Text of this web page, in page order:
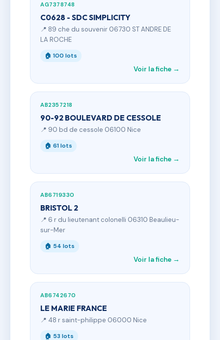
AG7378748
C0628 - SDC SIMPLICITY
📍 89 che du souvenir 06730 ST ANDRE DE
LA ROCHE
🏠 100 lots
Voir la fiche →
AB2357218
90-92 BOULEVARD DE CESSOLE
📍 90 bd de cessole 06100 Nice
🏠 61 lots
Voir la fiche →
AB6719330
BRISTOL 2
📍 6 r du lieutenant colonelli 06310 Beaulieu-
sur-Mer
🏠 54 lots
Voir la fiche →
AB6742670
LE MARIE FRANCE
📍 48 r saint-philippe 06000 Nice
🏠 53 lots